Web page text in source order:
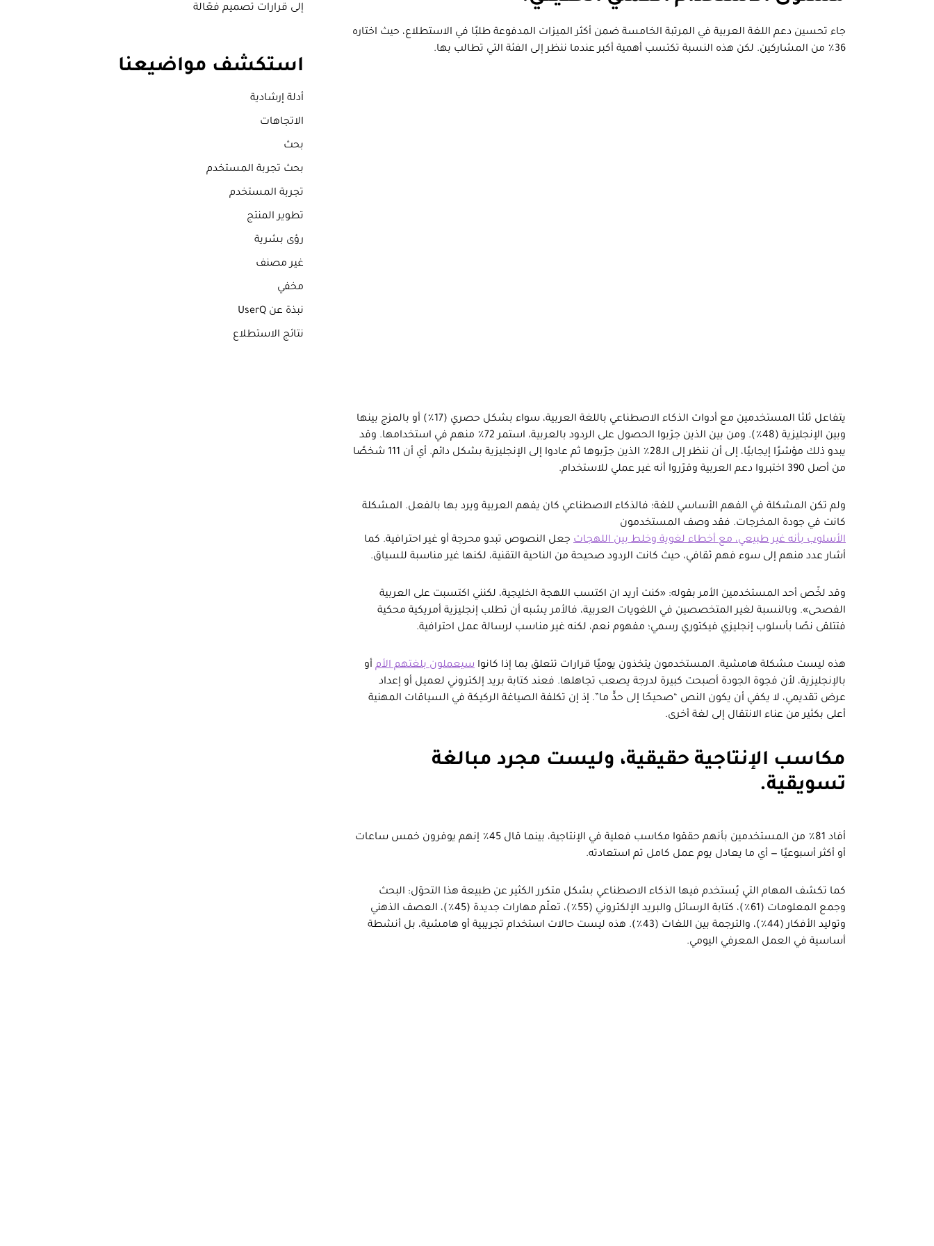
جاء تحسين دعم اللغة العربية في المرتبة الخامسة ضمن أكثر الميزات المدفوعة طلبًا في الاستطلاع، حيث اختاره
36٪ من المشاركين. لكن هذه النسبة تكتسب أهمية أكبر عندما ننظر إلى الفئة التي تطالب بها.
يتفاعل ثلثا المستخدمين مع أدوات الذكاء الاصطناعي باللغة العربية، سواء بشكل حصري (17٪) أو بالمزج بينها
وبين الإنجليزية (48٪). ومن بين الذين جرّبوا الحصول على الردود بالعربية، استمر 72٪ منهم في استخدامها. وقد
يبدو ذلك مؤشرًا إيجابيًا، إلى أن ننظر إلى الـ28٪ الذين جرّبوها ثم عادوا إلى الإنجليزية بشكل دائم. أي أن 111 شخصًا
من أصل 390 اختبروا دعم العربية وقرّروا أنه غير عملي للاستخدام.
ولم تكن المشكلة في الفهم الأساسي للغة؛ فالذكاء الاصطناعي كان يفهم العربية ويرد بها بالفعل. المشكلة
كانت في جودة المخرجات. فقد وصف المستخدمون
الأسلوب بأنه غير طبيعي، مع أخطاء لغوية وخلط بين اللهجات جعل النصوص تبدو محرجة أو غير احترافية. كما
أشار عدد منهم إلى سوء فهم ثقافي، حيث كانت الردود صحيحة من الناحية التقنية، لكنها غير مناسبة للسياق.
وقد لخّص أحد المستخدمين الأمر بقوله: «كنت أريد ان اكتسب اللهجة الخليجية، لكنني اكتسبت على العربية
الفصحى». وبالنسبة لغير المتخصصين في اللغويات العربية، فالأمر يشبه أن تطلب إنجليزية أمريكية محكية
فتتلقى نصًا بأسلوب إنجليزي فيكتوري رسمي؛ مفهوم نعم، لكنه غير مناسب لرسالة عمل احترافية.
هذه ليست مشكلة هامشية. المستخدمون يتخذون يوميًا قرارات تتعلق بما إذا كانوا سيعملون بلغتهم الأم أو
بالإنجليزية، لأن فجوة الجودة أصبحت كبيرة لدرجة يصعب تجاهلها. فعند كتابة بريد إلكتروني لعميل أو إعداد
عرض تقديمي، لا يكفي أن يكون النص “صحيحًا إلى حدٍّ ما”. إذ إن تكلفة الصياغة الركيكة في السياقات المهنية
أعلى بكثير من عناء الانتقال إلى لغة أخرى.
مكاسب الإنتاجية حقيقية، وليست مجرد مبالغة
تسويقية.
أفاد 81٪ من المستخدمين بأنهم حققوا مكاسب فعلية في الإنتاجية، بينما قال 45٪ إنهم يوفرون خمس ساعات
أو أكثر أسبوعيًا — أي ما يعادل يوم عمل كامل تم استعادته.
كما تكشف المهام التي يُستخدم فيها الذكاء الاصطناعي بشكل متكرر الكثير عن طبيعة هذا التحوّل: البحث
وجمع المعلومات (61٪)، كتابة الرسائل والبريد الإلكتروني (55٪)، تعلّم مهارات جديدة (45٪)، العصف الذهني
وتوليد الأفكار (44٪)، والترجمة بين اللغات (43٪). هذه ليست حالات استخدام تجريبية أو هامشية، بل أنشطة
أساسية في العمل المعرفي اليومي.
إلى قرارات تصميم فعّالة
استكشف مواضيعنا
أدلة إرشادية
الاتجاهات
بحث
بحث تجربة المستخدم
تجربة المستخدم
تطوير المنتج
رؤى بشرية
غير مصنف
مخفي
نبذة عن UserQ
نتائج الاستطلاع